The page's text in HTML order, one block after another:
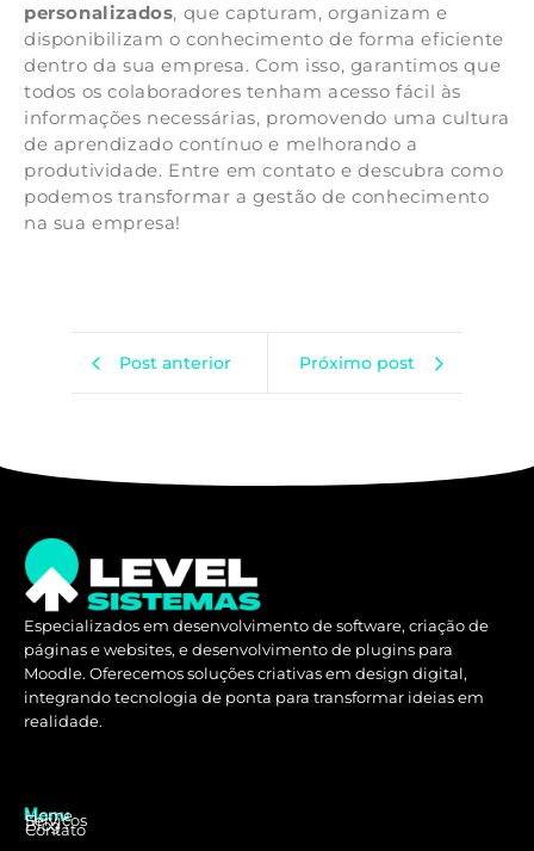
personalizados, que capturam, organizam e
disponibilizam o conhecimento de forma eficiente
dentro da sua empresa. Com isso, garantimos que
todos os colaboradores tenham acesso fácil às
informações necessárias, promovendo uma cultura
de aprendizado contínuo e melhorando a
produtividade. Entre em contato e descubra como
podemos transformar a gestão de conhecimento
na sua empresa!
Post anterior Próximo post
Especializados em desenvolvimento de software, criação de
páginas e websites, e desenvolvimento de plugins para
Moodle. Oferecemos soluções criativas em design digital,
integrando tecnologia de ponta para transformar ideias em
realidade.
Menu
Home
Serviços
Blog
Contato